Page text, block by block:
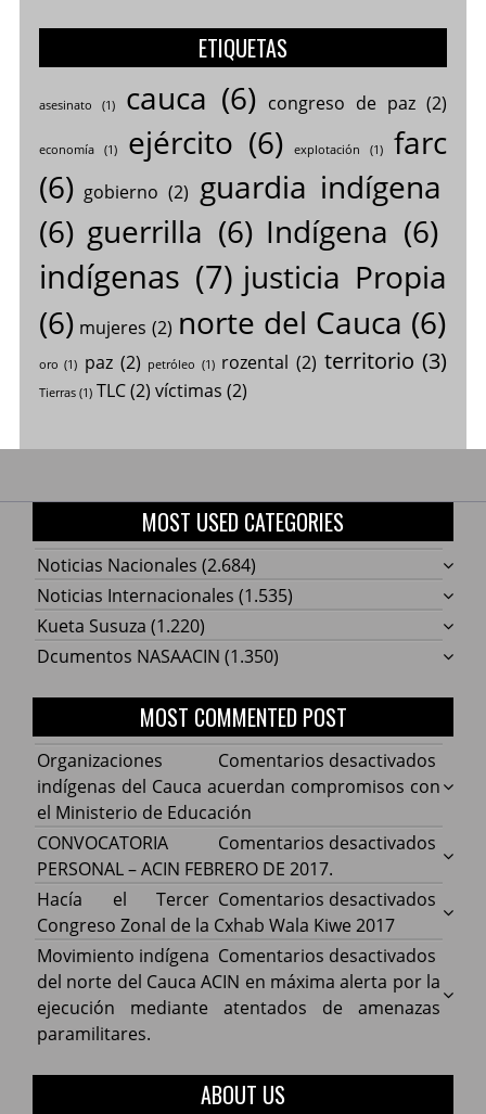
ETIQUETAS
asesinato (1) cauca (6) congreso de paz(2)
economía(1) ejército (6) explotación (1)
farc
(6) gobierno (2) guardia indígena
(6) guerrilla (6) Indígena (6)
indígenas (7) justicia Propia
(6) mujeres (2) norte del Cauca (6)
oro (1) paz (2) petróleo (1) rozental (2) territorio (3)
Tierras(1) TLC(2) víctimas (2)
MOST USED CATEGORIES
Noticias Nacionales (2.684)
Noticias Internacionales (1.535)
Kueta Susuza (1.220)
Dcumentos NASAACIN (1.350)
MOST COMMENTED POST
Comentarios desactivados
Cauca
con
de
Organizaciones
indígenas del Cauca acuerdan compromisos con
el Ministerio de Educación
Comentarios desactivados
ACIN
DE
CONVOCATORIA
PERSONAL – ACIN FEBRERO DE 2017.
Comentarios desactivados
Hacía
la
Hacía el Tercer
Congreso Zonal de la Cxhab Wala Kiwe 2017
Comentarios desactivados
Movimiento indígena
del norte del Cauca ACIN en máxima alerta por la
ejecución mediante atentados de amenazas
paramilitares.
ABOUT US